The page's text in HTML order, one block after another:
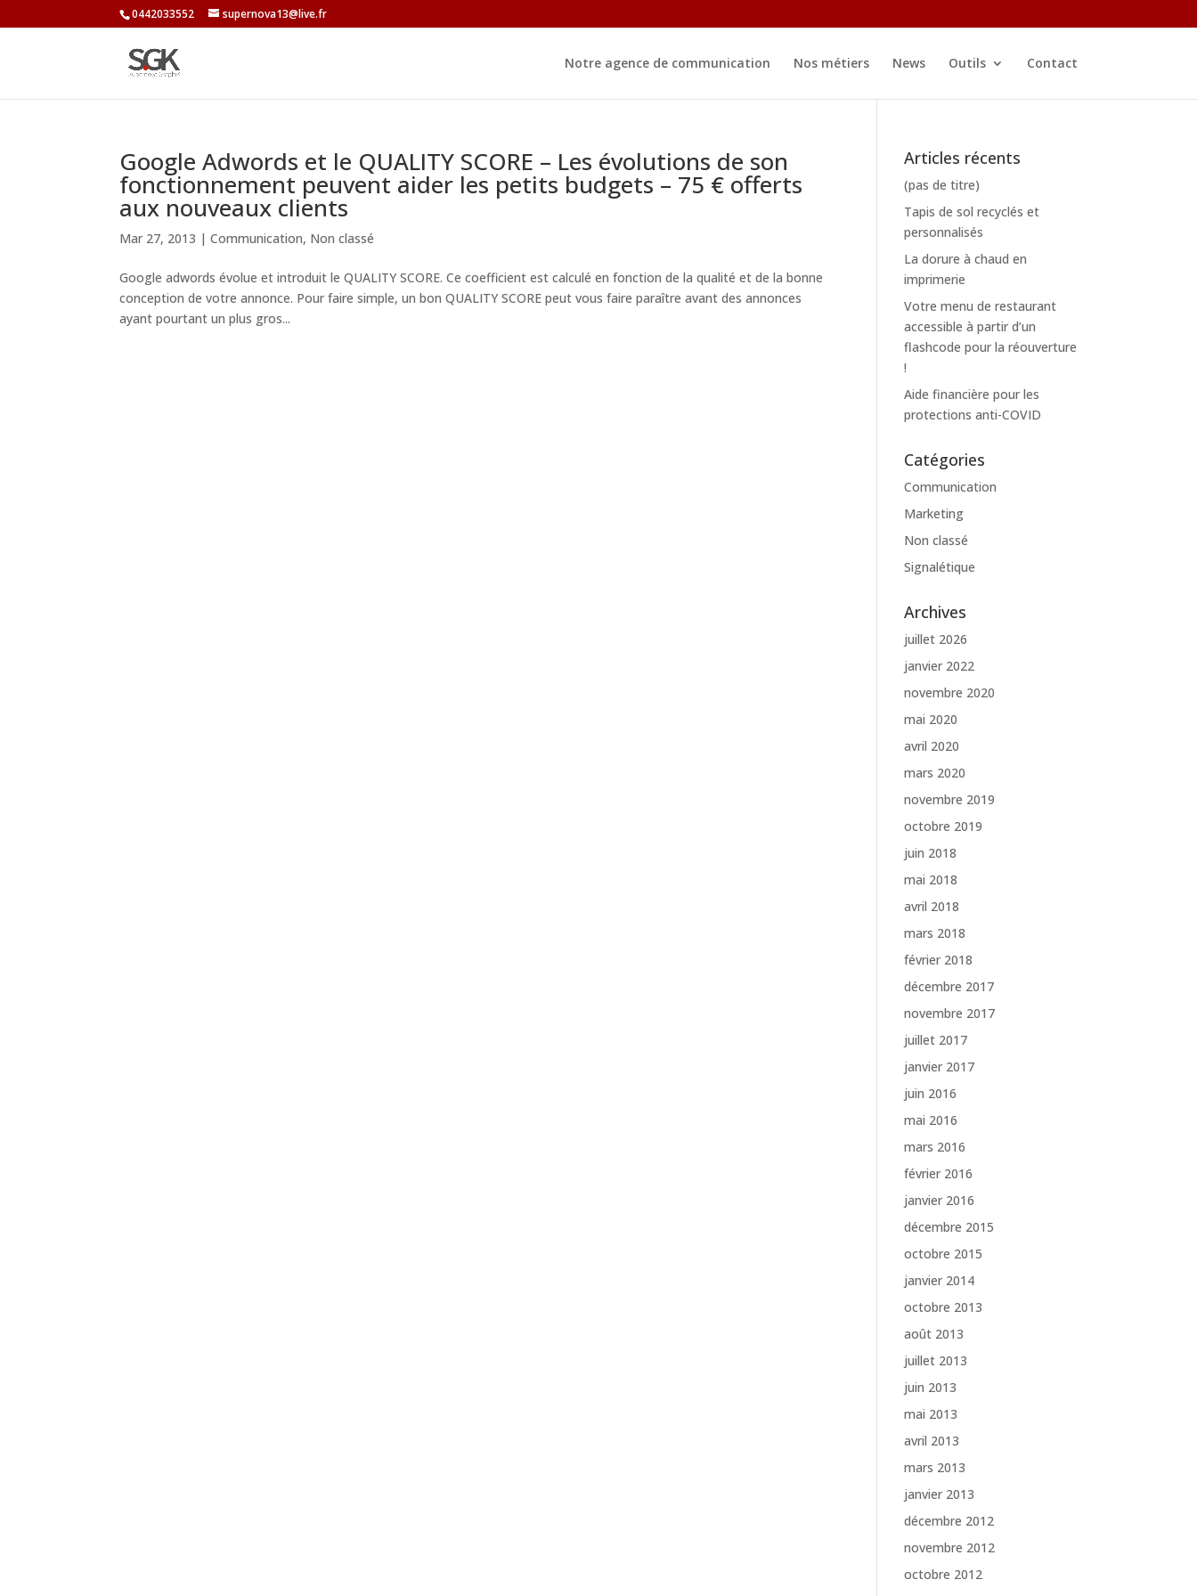
0442033552 supernova13@live.fr
Notre agence de communication Nos métiers News Outils Contact
Google Adwords et le QUALITY SCORE – Les évolutions de son
fonctionnement peuvent aider les petits budgets – 75 € offerts
aux nouveaux clients
Mar 27, 2013 |Communication, Non classé
Google adwords évolue et introduit le QUALITY SCORE. Ce coefficient est calculé en fonction de la qualité et de la bonne
conception de votre annonce. Pour faire simple, un bon QUALITY SCORE peut vous faire paraître avant des annonces
ayant pourtant un plus gros...
Articles récents
(pas de titre)
Tapis de sol recyclés et
personnalisés
La dorure à chaud en
imprimerie
Votre menu de restaurant
accessible à partir d’un
flashcode pour la réouverture
!
Aide financière pour les
protections anti-COVID
Catégories
Communication
Marketing
Non classé
Signalétique
Archives
juillet 2026
janvier 2022
novembre 2020
mai 2020
avril 2020
mars 2020
novembre 2019
octobre 2019
juin 2018
mai 2018
avril 2018
mars 2018
février 2018
décembre 2017
novembre 2017
juillet 2017
janvier 2017
juin 2016
mai 2016
mars 2016
février 2016
janvier 2016
décembre 2015
octobre 2015
janvier 2014
octobre 2013
août 2013
juillet 2013
juin 2013
mai 2013
avril 2013
mars 2013
janvier 2013
décembre 2012
novembre 2012
octobre 2012